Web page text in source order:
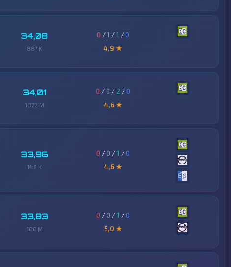
34,08
887 K
0 /1 /1 /0
4,9 ★
34,01
1022 M
0 / 0 / 2 /0
4,6 ★
33,96
148 K
0 / 0 /1 /0
4,6 ★
33,83
100 M
0 / 0 /1 /0
5,0 ★